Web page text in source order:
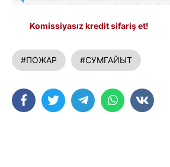
Komissiyasız kredit sifariş et!
#ПОЖАР #СУМГАЙЫТ